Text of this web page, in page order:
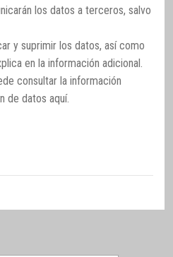
los datos a terceros, salvo
y suprimir los datos, así como
en la información adicional.
consultar la información
de datos aquí.